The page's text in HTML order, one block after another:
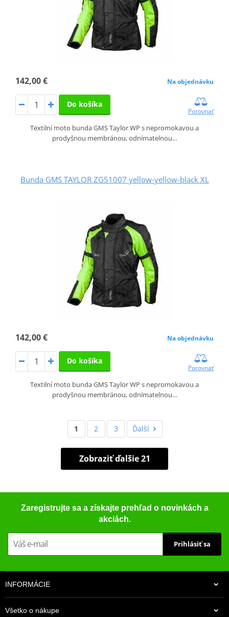
142,00 € Na objednávku
Do košíka
Porovnať
Textilní moto bunda GMS Taylor WP s nepromokavou a
prodyšnou membránou, odnímatelnou…
Bunda GMS TAYLOR ZG51007 yellow-yellow-black XL
142,00 € Na objednávku
Do košíka
Porovnať
Textilní moto bunda GMS Taylor WP s nepromokavou a
prodyšnou membránou, odnímatelnou…
1 2 3 Ďalší
Zobraziť ďalšie 21
Zaregistrujte sa a získajte prehľad o novinkách a
akciách.
Prihlásiť sa
INFORMÁCIE
Všetko o nákupe